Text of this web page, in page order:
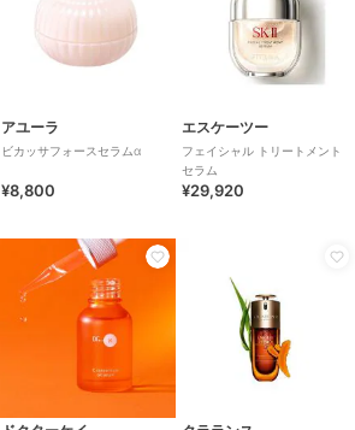
アユーラ
ビカッサフォースセラムα
¥8,800
エスケーツー
フェイシャル トリートメント
セラム
¥29,920